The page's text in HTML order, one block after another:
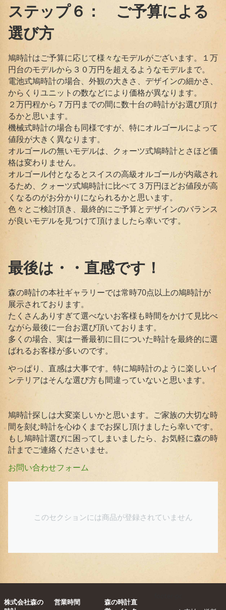
ステップ６： ご予算による
選び方
鳩時計はご予算に応じて様々なモデルがございます。１万
円台のモデルから３０万円を超えるようなモデルまで。
電池式鳩時計の場合、外観の大きさ、デザインの細かさ、
からくりユニットの数などにより価格が異なります。
２万円程から７万円までの間に数十台の時計がお選び頂け
るかと思います。
機械式時計の場合も同様ですが、特にオルゴールによって
値段が大きく異なります。
オルゴールの無いモデルは、クォーツ式鳩時計とさほど価
格は変わりません。
オルゴール付となるとスイスの高級オルゴールが内蔵され
るため、クォーツ式鳩時計に比べて３万円ほどお値段が高
くなるのがお分かりになられるかと思います。
色々とご検討頂き、最終的にご予算とデザインのバランス
が良いモデルを見つけて頂けましたら幸いです。
最後は・・直感です！
森の時計の本社ギャラリーでは常時70点以上の鳩時計が
展示されております。
たくさんありすぎて選べないお客様も時間をかけて見比べ
ながら最後に一台お選び頂いております。
多くの場合、実は一番最初に目についた時計を最終的に選
ばれるお客様が多いのです。
やっぱり、直感は大事です。特に鳩時計のように楽しいイ
ンテリアはそんな選び方も間違っていないと思います。
鳩時計探しは大変楽しいかと思います。ご家族の大切な時
間を刻む時計を心ゆくまでお探し頂けましたら幸いです。
もし鳩時計選びに困ってしまいましたら、お気軽に森の時
計までご連絡くださいませ。
お問い合わせフォーム
このセクションには商品が登録されていません
株式会社森の
営業時間
森の時計直